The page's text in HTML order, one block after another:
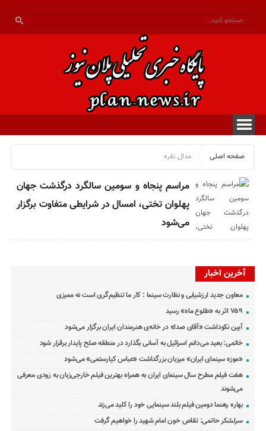
صفحه اصلی مدال نقره
مراسم پنجاه و سومین سالگرد درگذشت جهان
پهلوان تختی، امسال در شرایطی متفاوت برگزار
می‌شود
آخرین اخبار
معاون جدید ارزشیابی و نظارت سینما : کار ما تنظیم‌گری است نه ممیزی
۷۵۹ اثر به «طلوع ماه» رسید
آیین نکوداشت «آقای صدا» در خانه‌ی هنرمندان ایران برگزار می‌شود
خاتمی: بعید می‌دانم اسرائیل به آسانی بگذارد در منطقه صلح پایدار برقرار شود
«موزه سینمای ایران» میزبان بزرگداشت «عباس کیارستمی» می‌شود
هفت فیلم مطرح سال سینمای ایران به همراه بهترین فیلم خارجی‌زبان به زودی معرفی
می‌شوند
بهاره رهنما دومین فیلم بلند سینمایی خود را کلید می‌زند
سرلشکر حاتمی: تقاص خون امام شهید را خواهیم گرفت